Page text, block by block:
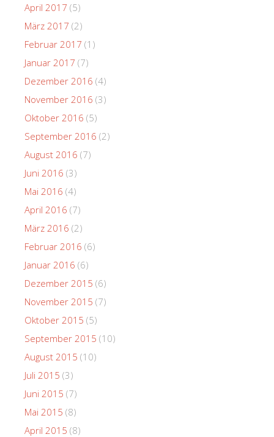
April 2017 (5)
März 2017 (2)
Februar 2017 (1)
Januar 2017 (7)
Dezember 2016 (4)
November 2016 (3)
Oktober 2016 (5)
September 2016 (2)
August 2016 (7)
Juni 2016 (3)
Mai 2016 (4)
April 2016 (7)
März 2016 (2)
Februar 2016 (6)
Januar 2016 (6)
Dezember 2015 (6)
November 2015 (7)
Oktober 2015 (5)
September 2015 (10)
August 2015 (10)
Juli 2015 (3)
Juni 2015 (7)
Mai 2015 (8)
April 2015 (8)